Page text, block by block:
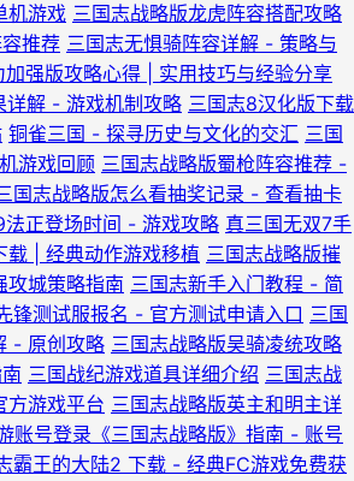
机游戏 三国志战略版龙虎阵容搭配攻略
推荐 三国志无惧骑阵容详解 - 策略与
加强版攻略心得 | 实用技巧与经验分享
详解 - 游戏机制攻略 三国志8汉化版下载
铜雀三国 - 探寻历史与文化的交汇 三国
游戏回顾 三国志战略版蜀枪阵容推荐 -
国志战略版怎么看抽奖记录 - 查看抽卡
法正登场时间 - 游戏攻略 真三国无双7手
| 经典动作游戏移植 三国志战略版摧
城策略指南 三国志新手入门教程 - 简
锋测试服报名 - 官方测试申请入口 三国
- 原创攻略 三国志战略版吴骑凌统攻略
三国战纪游戏道具详细介绍 三国志战
方游戏平台 三国志战略版英主和明主详
账号登录《三国志战略版》指南 - 账号
霸王的大陆2 下载 - 经典FC游戏免费获